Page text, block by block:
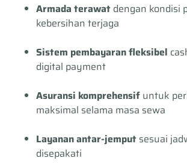
Armada terawat dengan kondisi
kebersihan terjaga
Sistem pembayaran fleksibel
digital payment
Asuransi komprehensif untuk
maksimal selama masa sewa
Layanan antar-jemput sesuai
disepakati